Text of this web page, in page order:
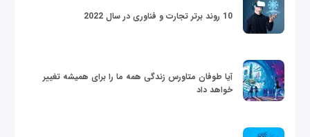
10 روند برتر تجارت و فناوری در سال 2022
آیا طوفان متاورس زندگی همه ما را برای همیشه تغییر
خواهد داد